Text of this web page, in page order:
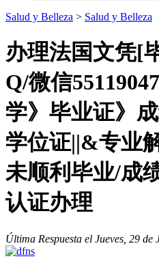
Salud y Belleza > Salud y Belleza
办理法国文凭[
Q/微信
学》毕业证》
学位证||&专业
未顺利毕业/成
认证办理
Última Respuesta el Jueves, 29